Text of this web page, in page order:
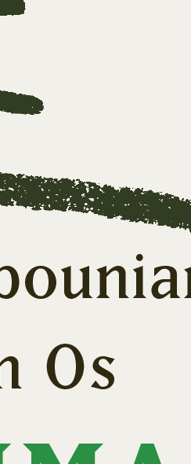
reis die je kunt maken
ook nieuwe bronnen
belang van
bod.
van Os, Stijn Vanheule
Simona Karbouniatis,
trauma | blog